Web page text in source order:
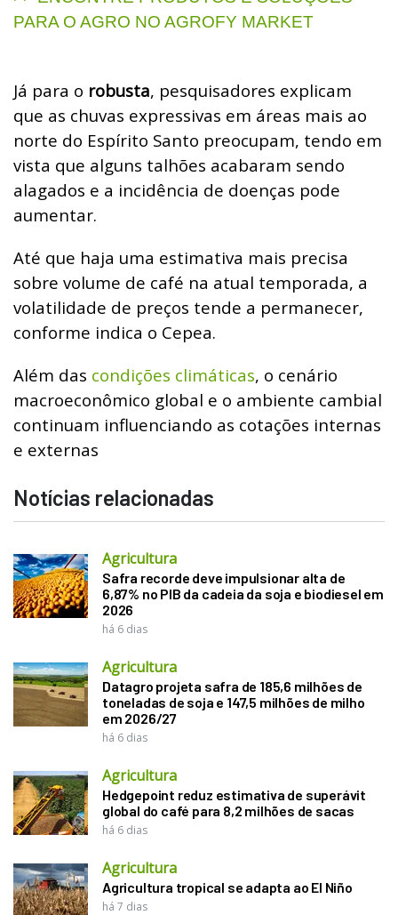
PARA O AGRO NO AGROFY MARKET
Já para o robusta, pesquisadores explicam
que as chuvas expressivas em áreas mais ao
norte do Espírito Santo preocupam, tendo em
vista que alguns talhões acabaram sendo
alagados e a incidência de doenças pode
aumentar.
Até que haja uma estimativa mais precisa
sobre volume de café na atual temporada, a
volatilidade de preços tende a permanecer,
conforme indica o Cepea.
Além das condições climáticas, o cenário
macroeconômico global e o ambiente cambial
continuam influenciando as cotações internas
e externas
Notícias relacionadas
Agricultura
Safra recorde deve impulsionar alta de
6,87% no PIB da cadeia da soja e biodiesel em
2026
há 6 dias
Agricultura
Datagro projeta safra de 185,6 milhões de
toneladas de soja e 147,5 milhões de milho
em 2026/27
há 6 dias
Agricultura
Hedgepoint reduz estimativa de superávit
global do café para 8,2 milhões de sacas
há 6 dias
Agricultura
Agricultura tropical se adapta ao El Niño
há 7 dias